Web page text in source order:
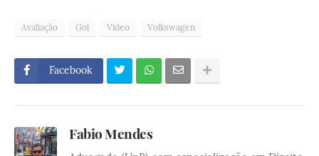
Avaliação Gol Video Volkswagen
Facebook
Fabio Mendes